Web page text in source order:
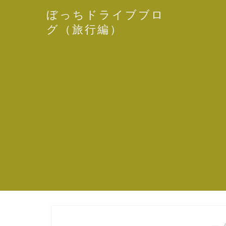
ぼっちドライブブロ
グ（旅行編）